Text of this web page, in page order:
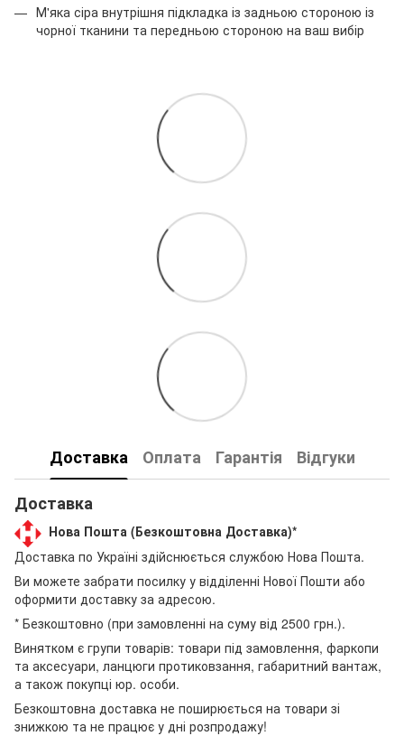
М'яка сіра внутрішня підкладка із задньою стороною із
чорної тканини та передньою стороною на ваш вибір
Доставка Оплата Гарантія
Відгуки
Доставка
Нова Пошта (Безкоштовна Доставка)*
Доставка по Україні здійснюється службою Нова Пошта.
Ви можете забрати посилку у відділенні Нової Пошти або
оформити доставку за адресою.
* Безкоштовно (при замовленні на суму від 2500 грн.).
Винятком є групи товарів: товари під замовлення, фаркопи
та аксесуари, ланцюги протиковзання, габаритний вантаж,
а також покупці юр. особи.
Безкоштовна доставка не поширюється на товари зі
знижкою та не працює у дні розпродажу!